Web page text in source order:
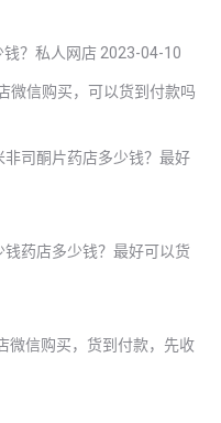
钱？私人网店 2023-04-10
微信购买，可以货到付款吗
非司酮片药店多少钱？最好
钱药店多少钱？最好可以货
微信购买，货到付款，先收